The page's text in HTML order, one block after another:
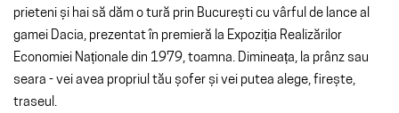
prieteni și hai să dăm o tură prin București cu vârful de lance al
gamei Dacia, prezentat în premieră la Expoziția Realizărilor
Economiei Naționale din 1979, toamna. Dimineața, la prânz sau
seara - vei avea propriul tău șofer și vei putea alege, firește,
traseul.